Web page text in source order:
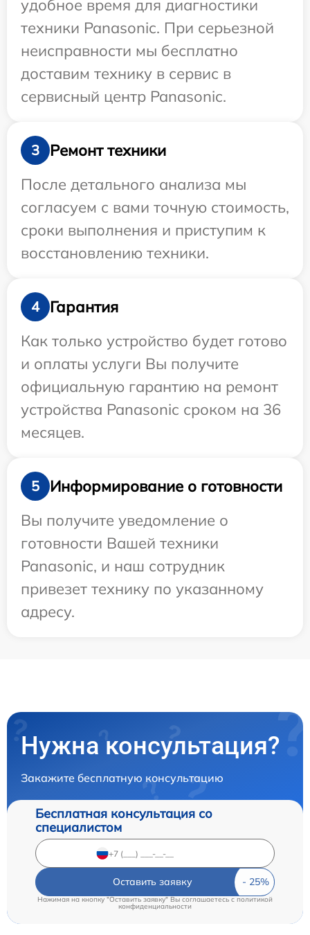
удобное время для диагностики
техники Panasonic. При серьезной
неисправности мы бесплатно
доставим технику в сервис в
сервисный центр Panasonic.
3
Ремонт техники
После детального анализа мы
согласуем с вами точную стоимость,
сроки выполнения и приступим к
восстановлению техники.
4
Гарантия
Как только устройство будет готово
и оплаты услуги Вы получите
официальную гарантию на ремонт
устройства Panasonic сроком на 36
месяцев.
5
Информирование о готовности
Вы получите уведомление о
готовности Вашей техники
Panasonic, и наш сотрудник
привезет технику по указанному
адресу.
Нужна консультация?
Закажите бесплатную консультацию
Бесплатная консультация со
специалистом
Оставить заявку
Нажимая на кнопку "Оставить заявку" Вы соглашаетесь cполитикой
конфиденциальности